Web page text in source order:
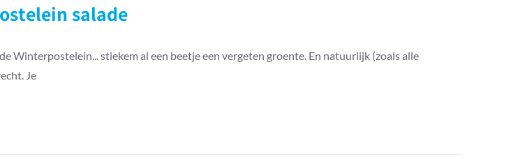
salade
Winterpostelein... stiekem al een beetje een vergeten groente. En natuurlijk (zoals alle
Je